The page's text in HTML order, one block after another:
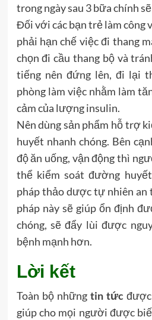
trong ngày sau 3 bữa chính
Đối với các bạn trẻ làm công
phải hạn chế việc đi thang
chọn đi cầu thang bộ và
tiếng nên đứng lên, đi lại
phòng làm việc nhằm làm
cảm của lượng insulin.
Nên dùng sản phẩm hỗ trợ
huyết nhanh chóng. Bên
độ ăn uống, vận động thì
thể kiểm soát đường
pháp thảo dược tự nhiên
pháp này sẽ giúp ổn định
chóng, sẽ đẩy lùi được
bệnh mạnh hơn.
Lời kết
Toàn bộ những tin tứcđược
giúp cho mọi người được